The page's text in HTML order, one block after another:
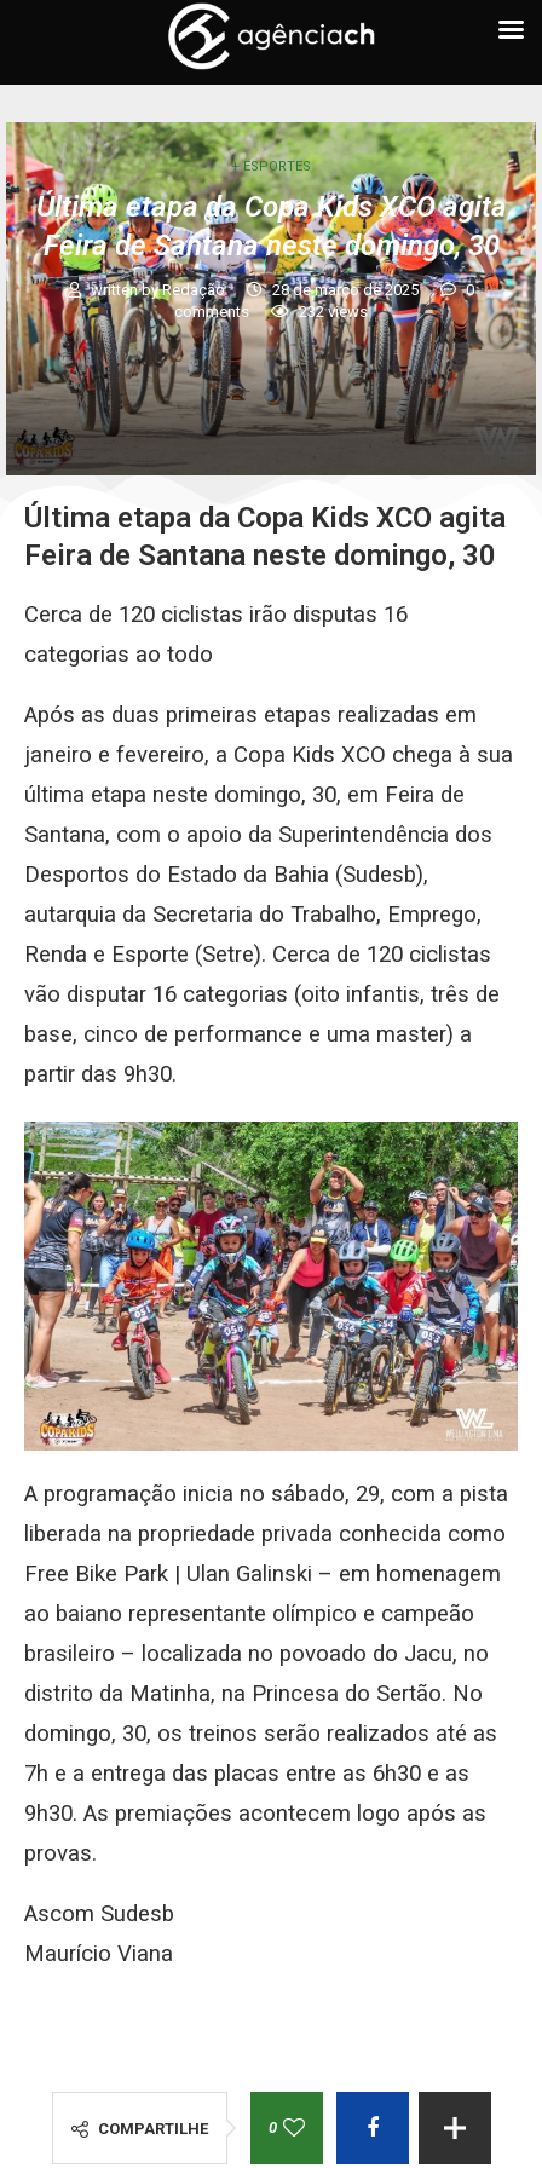
+ ESPORTES
Última etapa da Copa Kids XCO agita
Feira de Santana neste domingo, 30
written byRedação 28 de março de 2025
0
comments
232views
Última etapa da Copa Kids XCO agita
Feira de Santana neste domingo, 30
Cerca de 120 ciclistas irão disputas 16
categorias ao todo
Após as duas primeiras etapas realizadas em
janeiro e fevereiro, a Copa Kids XCO chega à sua
última etapa neste domingo, 30, em Feira de
Santana, com o apoio da Superintendência dos
Desportos do Estado da Bahia (Sudesb),
autarquia da Secretaria do Trabalho, Emprego,
Renda e Esporte (Setre). Cerca de 120 ciclistas
vão disputar 16 categorias (oito infantis, três de
base, cinco de performance e uma master) a
partir das 9h30.
A programação inicia no sábado, 29, com a pista
liberada na propriedade privada conhecida como
Free Bike Park | Ulan Galinski – em homenagem
ao baiano representante olímpico e campeão
brasileiro – localizada no povoado do Jacu, no
distrito da Matinha, na Princesa do Sertão. No
domingo, 30, os treinos serão realizados até as
7h e a entrega das placas entre as 6h30 e as
9h30. As premiações acontecem logo após as
provas.
Ascom Sudesb
Maurício Viana
COMPARTILHE 0